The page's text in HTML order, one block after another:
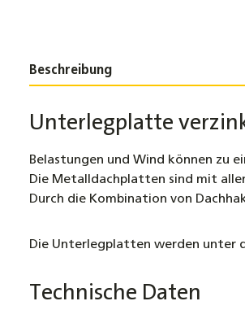
Beschreibung
Unterlegplatte
Belastungen und Wind können zu
Die Metalldachplatten sind mit
Durch die Kombination von
Die Unterlegplatten werden unter
Technische Daten